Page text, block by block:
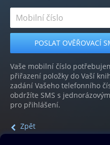
Vaše mobilní číslo
přiřazení položky do Vaší
zadání Vašeho telefonního
obdržíte SMS s
pro přihlášení.
Zpět